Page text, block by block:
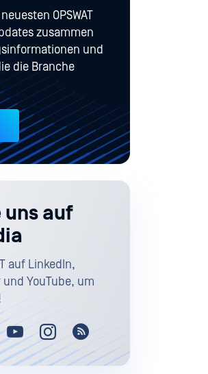
OPSWAT
zusammen
und
die Branche
uns auf
auf LinkedIn,
YouTube, um